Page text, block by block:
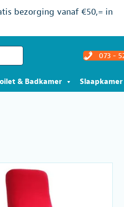
bezorging vanaf €50,= in
073 -
& Badkamer Slaapkamer